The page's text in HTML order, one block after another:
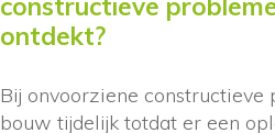
ontdekt?
Bij onvoorziene constructieve
bouw tijdelijk totdat er een